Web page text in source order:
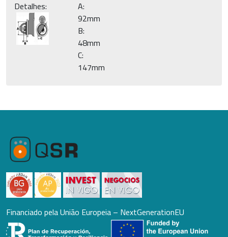
Detalhes:
A:
92mm
B:
48mm
C:
147mm
Financiado pela União Europeia – NextGenerationEU